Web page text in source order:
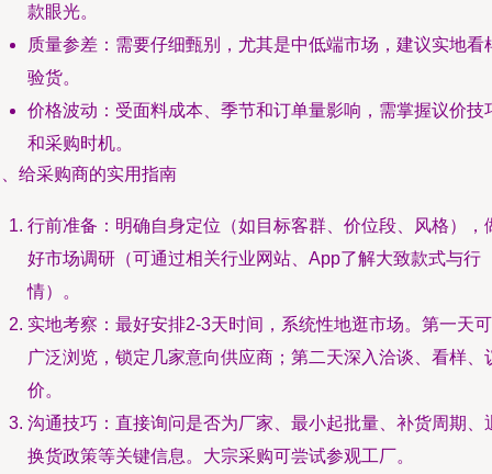
款眼光。
质量参差：需要仔细甄别，尤其是中低端市场，建议实地看
验货。
价格波动：受面料成本、季节和订单量影响，需掌握议价技
和采购时机。
给采购商的实用指南
行前准备：明确自身定位（如目标客群、价位段、风格），
好市场调研（可通过相关行业网站、App了解大致款式与行
情）。
实地考察：最好安排2-3天时间，系统性地逛市场。第一天可
广泛浏览，锁定几家意向供应商；第二天深入洽谈、看样、
价。
沟通技巧：直接询问是否为厂家、最小起批量、补货周期、
换货政策等关键信息。大宗采购可尝试参观工厂。